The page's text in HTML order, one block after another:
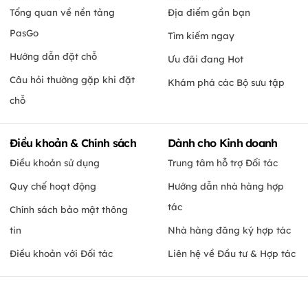
Tổng quan về nền tảng
PasGo
Hướng dẫn đặt chỗ
Câu hỏi thường gặp khi đặt
chỗ
Địa điểm gần bạn
Tìm kiếm ngay
Ưu đãi đang Hot
Khám phá các Bộ sưu tập
Điều khoản & Chính sách
Điều khoản sử dụng
Quy chế hoạt động
Chính sách bảo mật thông
tin
Điều khoản với Đối tác
Dành cho Kinh doanh
Trung tâm hỗ trợ Đối tác
Hướng dẫn nhà hàng hợp
tác
Nhà hàng đăng ký hợp tác
Liên hệ về Đầu tư & Hợp tác